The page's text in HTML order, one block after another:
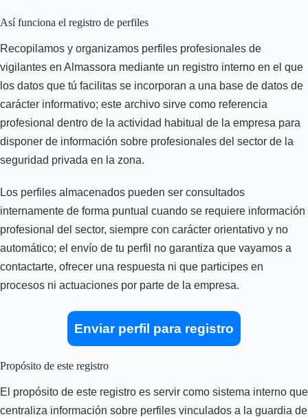
Así funciona el registro de perfiles
Recopilamos y organizamos perfiles profesionales de
vigilantes en Almassora mediante un registro interno en el que
los datos que tú facilitas se incorporan a una base de datos de
carácter informativo; este archivo sirve como referencia
profesional dentro de la actividad habitual de la empresa para
disponer de información sobre profesionales del sector de la
seguridad privada en la zona.
Los perfiles almacenados pueden ser consultados
internamente de forma puntual cuando se requiere información
profesional del sector, siempre con carácter orientativo y no
automático; el envío de tu perfil no garantiza que vayamos a
contactarte, ofrecer una respuesta ni que participes en
procesos ni actuaciones por parte de la empresa.
Enviar perfil para registro
Propósito de este registro
El propósito de este registro es servir como sistema interno que
centraliza información sobre perfiles vinculados a la guardia de